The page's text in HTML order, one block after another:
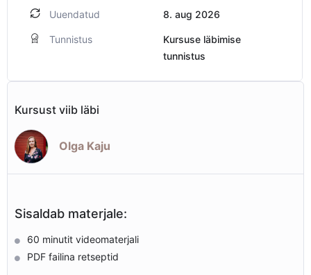
Uuendatud 8. aug 2026
Tunnistus
Kursuse läbimise
tunnistus
Kursust viib läbi
Olga Kaju
Sisaldab materjale:
60 minutit videomaterjali
PDF failina retseptid